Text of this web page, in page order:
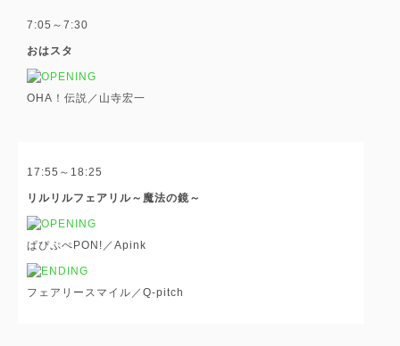
7:05～7:30
おはスタ
OHA！伝説／山寺宏一
17:55～18:25
リルリルフェアリル～魔法の鏡～
ぱぴぷぺPON!／Apink
フェアリースマイル／Q-pitch